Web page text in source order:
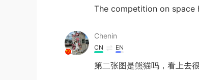
The competition on space
Chenin
CN EN
第二张图是熊猫吗，看上去